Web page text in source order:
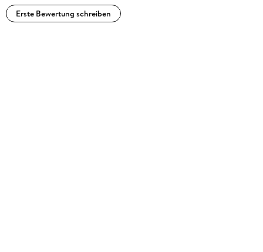
4. Be prepared . . . 71
Erste Bewertung schreiben